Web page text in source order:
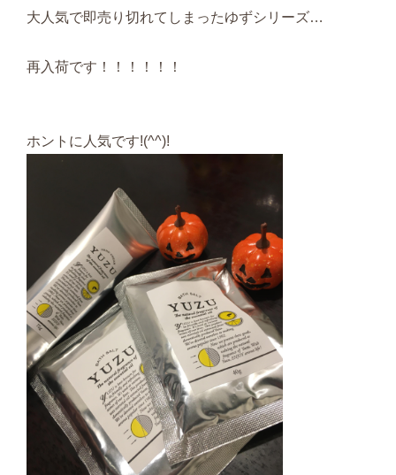
大人気で即売り切れてしまったゆずシリーズ…
再入荷です！！！！！！
ホントに人気です!(^^)!